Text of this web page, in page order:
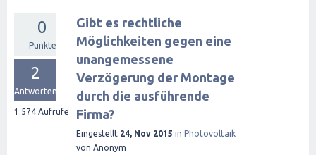
0
Punkte
2
Antworten
1.574 Aufrufe
Gibt es rechtliche
Möglichkeiten gegen eine
unangemessene
Verzögerung der Montage
durch die ausführende
Firma?
Eingestellt 24, Nov 2015 in Photovoltaik
von Anonym